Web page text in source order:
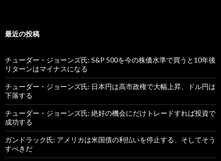
最近の投稿
チューダー・ジョーンズ氏: S&P 500を今の株価水準で買うと10年後
リターンはマイナスになる
チューダー・ジョーンズ氏: 日本円は高市政権で大幅上昇、ドル円は
下落する
チューダー・ジョーンズ氏: 絶好の機会にだけトレードすれば投資で
成功する
ガンドラック氏: アメリカは米国債の利払いを停止する、そしてそう
すべきだ